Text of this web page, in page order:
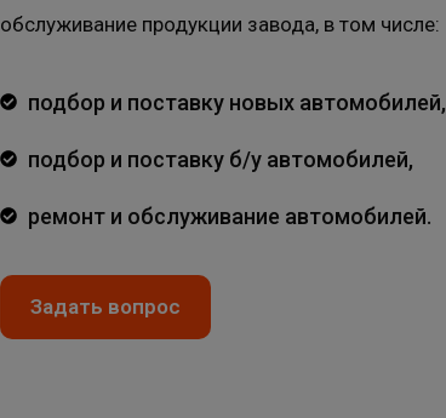
обслуживание продукции завода, в том числе:
подбор и поставку новых автомобилей,
подбор и поставку б/у автомобилей,
ремонт и обслуживание автомобилей.
Задать вопрос